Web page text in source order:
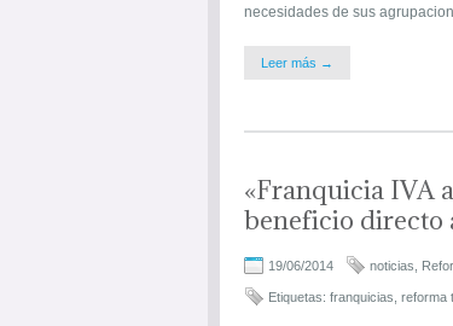
necesidades de sus
Leer más →
«Franquicia IVA
beneficio directo
19/06/2014 noticias
Etiquetas: franquicias reforma